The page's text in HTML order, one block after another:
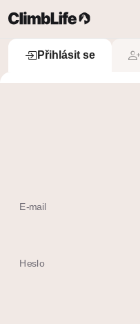
Vyhledávání
Přihlásit se
Přihlásit se
E-mail
Heslo
Upozornění